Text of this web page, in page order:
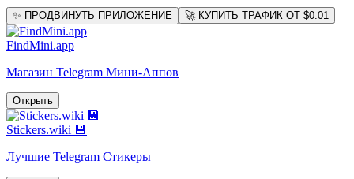
✨ ПРОДВИНУТЬ ПРИЛОЖЕНИЕ 🚀 КУПИТЬ ТРАФИК ОТ $0.01
FindMini.app
Магазин Telegram Мини-Аппов
Открыть
Stickers.wiki 💾
Лучшие Telegram Стикеры